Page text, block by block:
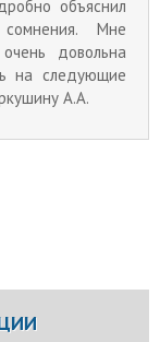
объяснил
Мне
довольна
на следующие
А.А.